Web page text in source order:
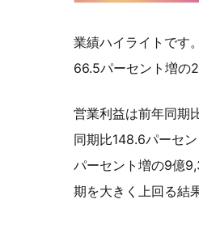
業績ハイライトです
66.5パーセント増の
営業利益は前年同期
同期比148.6パーセ
パーセント増の9億
期を大きく上回る結